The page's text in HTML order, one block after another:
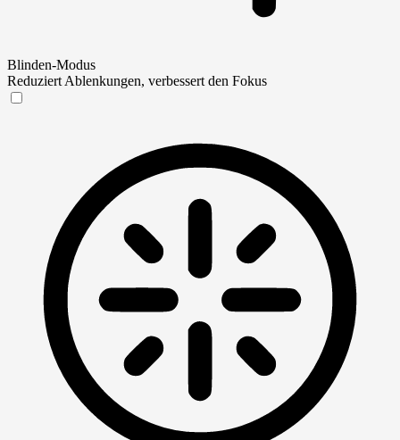
Blinden-Modus
Reduziert Ablenkungen, verbessert den Fokus